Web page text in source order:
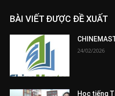
BÀI VIẾT ĐƯỢC ĐỀ XUẤT
24/02/2026
Học tiếng